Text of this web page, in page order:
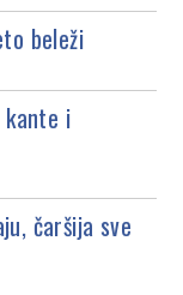
beleži
kante i
čaršija sve